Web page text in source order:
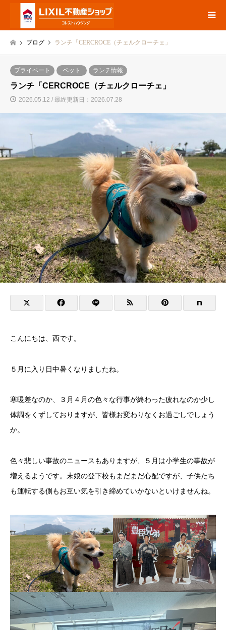
ブログ ランチ「CERCROCE（チェルクローチェ」
プライベート ペット ランチ情報
ランチ「CERCROCE（チェルクローチェ」
2026.05.12 / 最終更新日：2026.07.28
こんにちは、西です。
５月に入り日中暑くなりましたね。
寒暖差なのか、３月４月の色々な行事が終わった疲れなのか少し
体調をくずしておりますが、皆様お変わりなくお過ごしでしょう
か。
色々悲しい事故のニュースもありますが、５月は小学生の事故が
増えるようです。末娘の登下校もまだまだ心配ですが、子供たち
も運転する側もお互い気を引き締めていかないといけませんね。